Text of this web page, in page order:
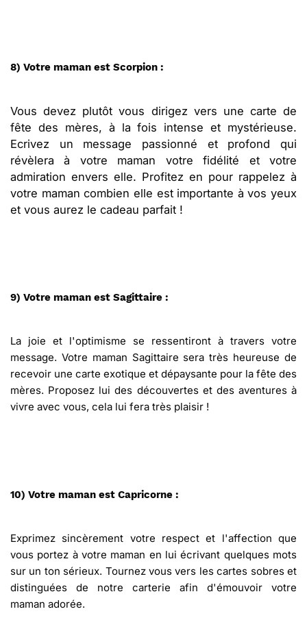
8) Votre maman est Scorpion :
Vous devez plutôt vous dirigez vers une carte de
fête des mères, à la fois intense et mystérieuse.
Ecrivez un message passionné et profond qui
révèlera à votre maman votre fidélité et votre
admiration envers elle. Profitez en pour rappelez à
votre maman combien elle est importante à vos yeux
et vous aurez le cadeau parfait !
9) Votre maman est Sagittaire :
La joie et l'optimisme se ressentiront à travers votre
message. Votre maman Sagittaire sera très heureuse de
recevoir une carte exotique et dépaysante pour la fête des
mères. Proposez lui des découvertes et des aventures à
vivre avec vous, cela lui fera très plaisir !
10) Votre maman est Capricorne :
Exprimez sincèrement votre respect et l'affection que
vous portez à votre maman en lui écrivant quelques mots
sur un ton sérieux. Tournez vous vers les cartes sobres et
distinguées de notre carterie afin d'émouvoir votre
maman adorée.